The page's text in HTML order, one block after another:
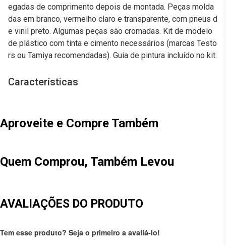
egadas de comprimento depois de montada. Peças molda
das em branco, vermelho claro e transparente, com pneus d
e vinil preto. Algumas peças são cromadas. Kit de modelo
de plástico com tinta e cimento necessários (marcas Testo
rs ou Tamiya recomendadas). Guia de pintura incluído no kit.
Características
Aproveite e Compre Também
Quem Comprou, Também Levou
AVALIAÇÕES DO PRODUTO
Tem esse produto? Seja o primeiro a avaliá-lo!